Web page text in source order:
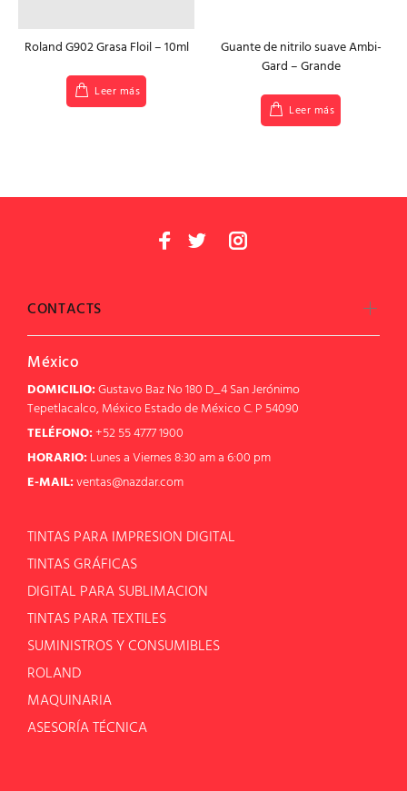
Roland G902 Grasa Floil – 10ml
Leer más
Guante de nitrilo suave Ambi-
Gard – Grande
Leer más
CONTACTS
México
DOMICILIO:Gustavo Baz No 180 D_4 San Jerónimo
Tepetlacalco, México Estado de México C. P 54090
TELÉFONO:+52 55 4777 1900
HORARIO: Lunes a Viernes 8:30 am a 6:00 pm
E-MAIL:ventas@nazdar.com
TINTAS PARA IMPRESION DIGITAL
TINTAS GRÁFICAS
DIGITAL PARA SUBLIMACION
TINTAS PARA TEXTILES
SUMINISTROS Y CONSUMIBLES
ROLAND
MAQUINARIA
ASESORÍA TÉCNICA